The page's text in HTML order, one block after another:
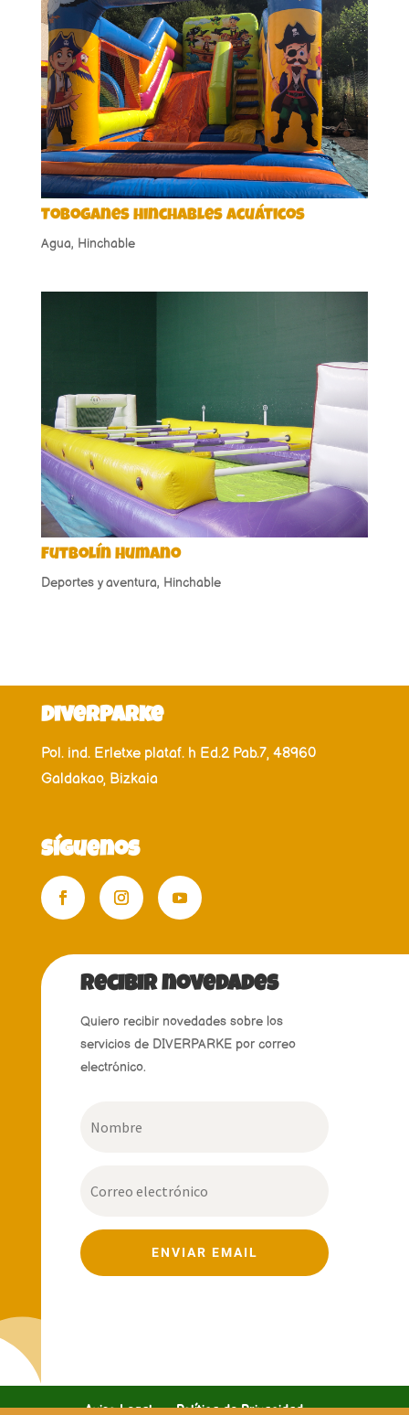
Toboganes hinchables acuáticos
Agua, Hinchable
Futbolín Humano
Deportes y aventura, Hinchable
DiverParke
Pol. ind. Erletxe plataf. h Ed.2 Pab.7, 48960
Galdakao, Bizkaia
Síguenos
recibir novedades
Quiero recibir novedades sobre los
servicios de DIVERPARKE por correo
electrónico.
ENVIAR EMAIL
Aviso Legal Política de Privacidad